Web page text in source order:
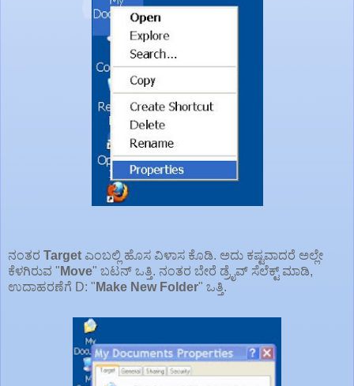
ನಂತರ Target ಎಂಬಲ್ಲಿ ಹೊಸ ವಿಳಾಸ ಕೊಡಿ. ಅದು ಕಷ್ಟವಾದರೆ ಅಲ್ಲೇ
ಕೆಳಗಿರುವ " Move" ಬಟನ್ ಒತ್ತಿ. ನಂತರ ಬೇರೆ ಡ್ರೈವ್ ಸೆಲೆಕ್ಟ್ ಮಾಡಿ,
ಉದಾಹರಣೆಗೆ D: " Make New Folder" ಒತ್ತಿ.